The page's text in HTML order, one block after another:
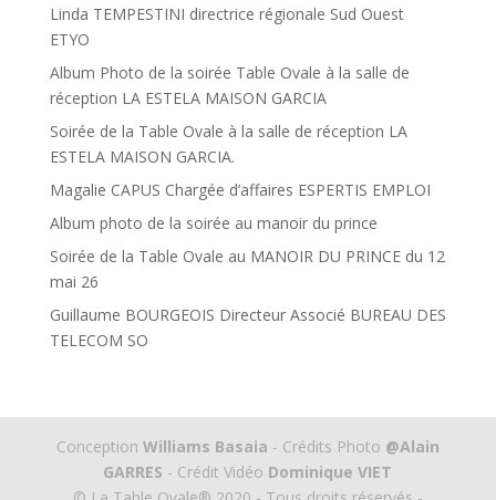
Linda TEMPESTINI directrice régionale Sud Ouest
ETYO
Album Photo de la soirée Table Ovale à la salle de
réception LA ESTELA MAISON GARCIA
Soirée de la Table Ovale à la salle de réception LA
ESTELA MAISON GARCIA.
Magalie CAPUS Chargée d’affaires ESPERTIS EMPLOI
Album photo de la soirée au manoir du prince
Soirée de la Table Ovale au MANOIR DU PRINCE du 12
mai 26
Guillaume BOURGEOIS Directeur Associé BUREAU DES
TELECOM SO
Conception Williams Basaia - Crédits Photo @Alain
GARRES - Crédit Vidéo Dominique VIET